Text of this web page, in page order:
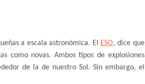
a escala astronómica. El ESO, dice que
como novas. Ambos tipos de explosiones
de la de nuestro Sol. Sin embargo, el